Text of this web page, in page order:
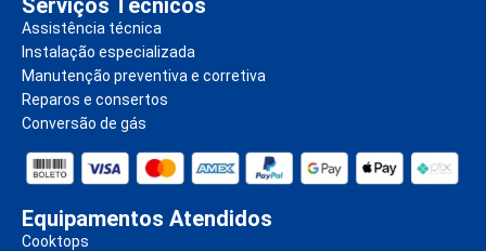
Assistência técnica
Instalação especializada
Manutenção preventiva e corretiva
Reparos e consertos
Conversão de gás
Equipamentos Atendidos
Cooktops